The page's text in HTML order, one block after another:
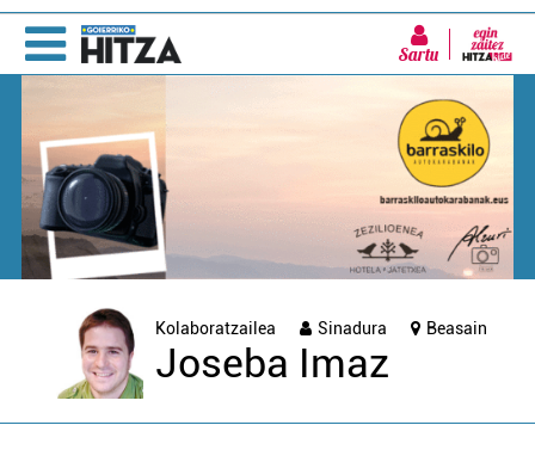
Sartu
Kolaboratzailea Sinadura Beasain
Joseba Imaz